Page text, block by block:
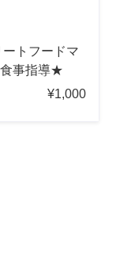
トフードマ
事指導★
¥1,000